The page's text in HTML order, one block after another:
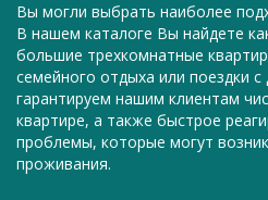
Вы могли выбрать наиболее
В нашем каталоге Вы найдете
большие трехкомнатные
семейного отдыха или поездки
гарантируем нашим клиентам
квартире, а также быстрое
проблемы, которые могут
проживания.